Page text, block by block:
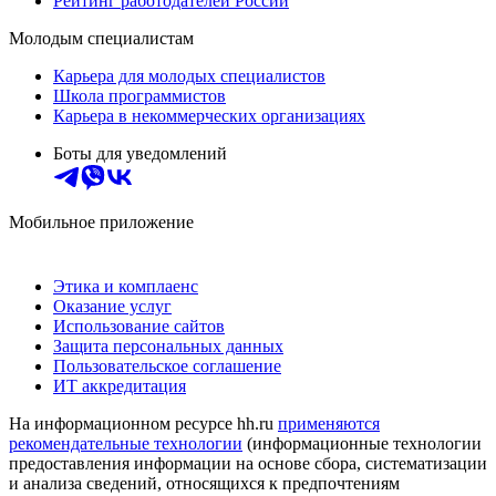
Молодым специалистам
Карьера для молодых специалистов
Школа программистов
Карьера в некоммерческих организациях
Боты для уведомлений
Мобильное приложение
Этика и комплаенс
Оказание услуг
Использование сайтов
Защита персональных данных
Пользовательское соглашение
ИТ аккредитация
На информационном ресурсе hh.ru применяются
рекомендательные технологии (информационные технологии
предоставления информации на основе сбора, систематизации
и анализа сведений, относящихся к предпочтениям